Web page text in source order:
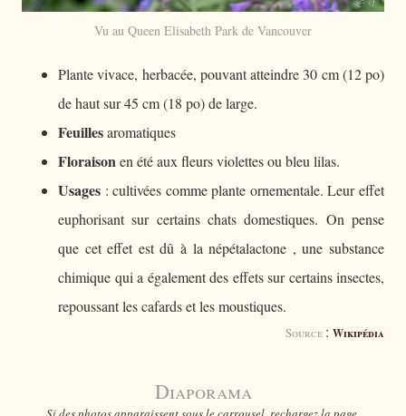
Vu au Queen Elisabeth Park de Vancouver
Plante vivace, herbacée, pouvant atteindre 30 cm (12 po)
de haut sur 45 cm (18 po) de large.
Feuillesaromatiques
Floraisonen été aux fleurs violettes ou bleu lilas.
Usages : cultivées comme plante ornementale. Leur effet
euphorisant sur certains chats domestiques. On pense
que cet effet est dû à la népétalactone , une substance
chimique qui a également des effets sur certains insectes,
repoussant les cafards et les moustiques.
Source : Wikipédia
Diaporama